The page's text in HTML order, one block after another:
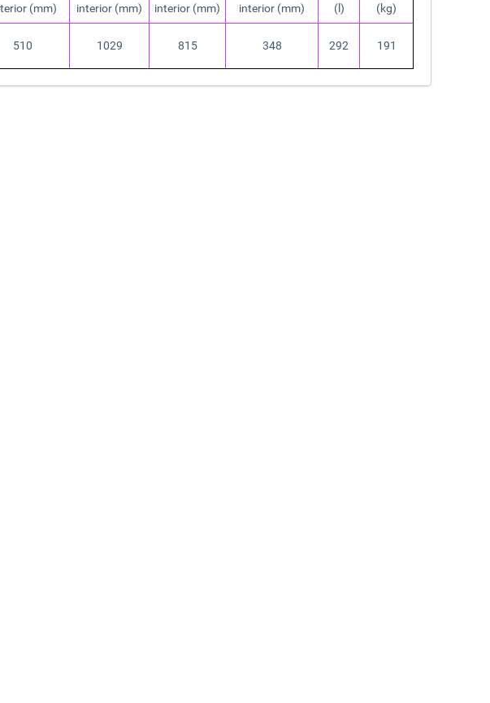
(mm)
interior (mm)
interior (mm)
interior (mm)
(l)
(kg)
510 1029 815 348 292 191